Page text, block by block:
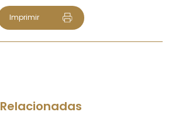
Imprimir
Relacionadas